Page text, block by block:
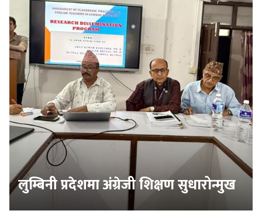
लुम्बिनी प्रदेशमा अंग्रेजी शिक्षण सुधारोन्मुख